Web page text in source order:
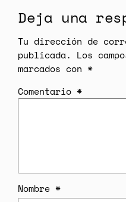
Deja una
Tu dirección de
publicada.
Los
marcados con*
Comentario*
Nombre*